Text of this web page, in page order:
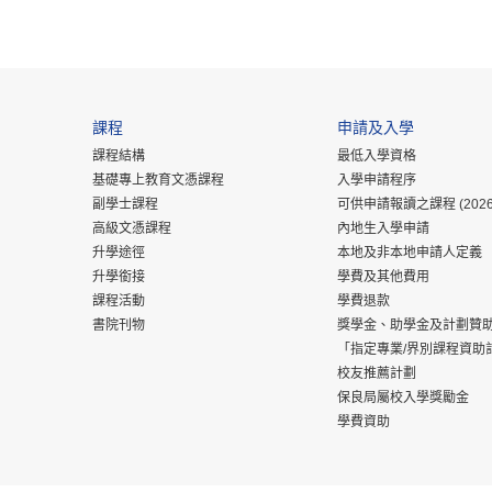
課程
課程結構
基礎專上教育文憑課程
副學士課程
高級文憑課程
升學途徑
升學銜接
課程活動
書院刊物
申請及入學
最低入學資格
入學申請程序
可供申請報讀之課程
內地生入學申請
本地及非本地申請人定義
學費及其他費用
學費退款
獎學金、助學金及計劃贊
「指定專業/界別課程資
校友推薦計劃
保良局屬校入學獎勵金
學費資助